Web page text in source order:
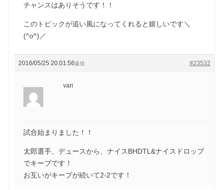
チャンスはありそうです！！
このトピックが追い風になってくれると嬉しいです＼
(^o^)／
2016/05/25 20:01:56 #23532
返信
vari
試合始まりました！！
太郎選手、デュースから、ナイスBHDTL&ナイスドロップ
でキープです！
お互いがキープが続いて2-2です！